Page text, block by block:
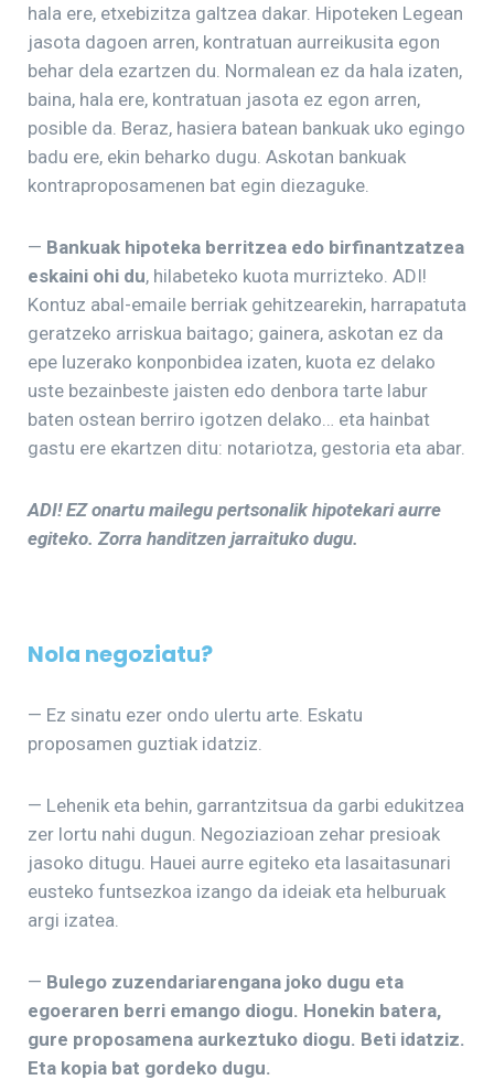
hala ere, etxebizitza galtzea dakar. Hipoteken Legean
jasota dagoen arren, kontratuan aurreikusita egon
behar dela ezartzen du. Normalean ez da hala izaten,
baina, hala ere, kontratuan jasota ez egon arren,
posible da. Beraz, hasiera batean bankuak uko egingo
badu ere, ekin beharko dugu. Askotan bankuak
kontraproposamenen bat egin diezaguke.
— Bankuak hipoteka berritzea edo birfinantzatzea
eskaini ohi du, hilabeteko kuota murrizteko. ADI!
Kontuz abal-emaile berriak gehitzearekin, harrapatuta
geratzeko arriskua baitago; gainera, askotan ez da
epe luzerako konponbidea izaten, kuota ez delako
uste bezainbeste jaisten edo denbora tarte labur
baten ostean berriro igotzen delako… eta hainbat
gastu ere ekartzen ditu: notariotza, gestoria eta abar.
ADI! EZ onartu mailegu pertsonalik hipotekari aurre
egiteko. Zorra handitzen jarraituko dugu.
Nola negoziatu?
— Ez sinatu ezer ondo ulertu arte. Eskatu
proposamen guztiak idatziz.
— Lehenik eta behin, garrantzitsua da garbi edukitzea
zer lortu nahi dugun. Negoziazioan zehar presioak
jasoko ditugu. Hauei aurre egiteko eta lasaitasunari
eusteko funtsezkoa izango da ideiak eta helburuak
argi izatea.
— Bulego zuzendariarengana joko dugu eta
egoeraren berri emango diogu. Honekin batera,
gure proposamena aurkeztuko diogu. Beti idatziz.
Eta kopia bat gordeko dugu.